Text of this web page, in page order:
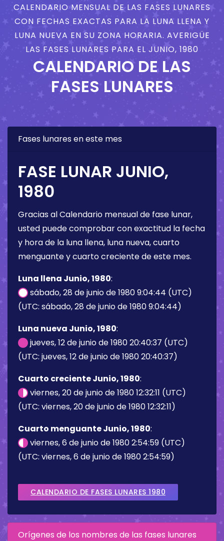
CALENDARIO MENSUAL DE LAS FASES LUNARES
CON FECHAS EXACTAS PARA LA LUNA LLENA Y
LUNA NUEVA EN SU ZONA HORARIA. AVERIGÜE
LAS FASES LUNARES PARA EL JUNIO, 1980
CALENDARIO DE LAS
FASES LUNARES
Fases lunares en este mes
FASE LUNAR JUNIO,
1980
Gracias al Calendario mensual de fase lunar,
usted puede comprobar con exactitud la fecha
y hora de la luna llena, luna nueva, cuarto
menguante y cuarto creciente de este mes.
Luna llena Junio, 1980:
sábado, 28 de junio de 1980 9:04:44 (UTC)
(UTC: sábado, 28 de junio de 1980 9:04:44)
Luna nueva Junio, 1980:
jueves, 12 de junio de 1980 20:40:37 (UTC)
(UTC: jueves, 12 de junio de 1980 20:40:37)
Cuarto creciente Junio, 1980:
viernes, 20 de junio de 1980 12:32:11 (UTC)
(UTC: viernes, 20 de junio de 1980 12:32:11)
Cuarto menguante Junio, 1980:
viernes, 6 de junio de 1980 2:54:59 (UTC)
(UTC: viernes, 6 de junio de 1980 2:54:59)
CALENDARIO DE FASES LUNARES 1980
Orígenes de los nombres de las fases lunares